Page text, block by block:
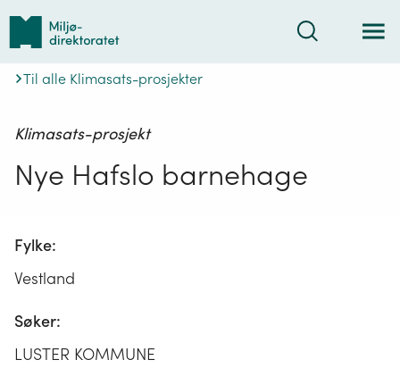
Tilbake
forsiden
Søk
Til alle Klimasats-prosjekter
Klimasats-prosjekt
Nye Hafslo barnehage
Fylke:
Vestland
Søker:
LUSTER KOMMUNE